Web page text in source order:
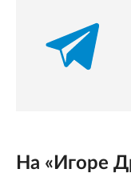
На «Игоре